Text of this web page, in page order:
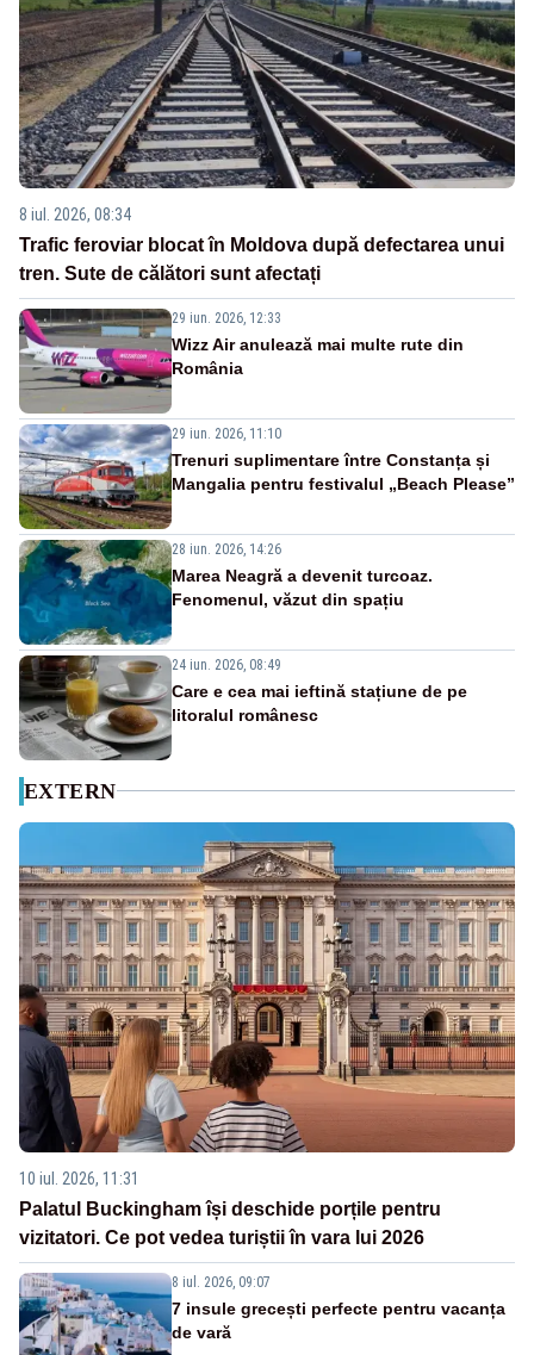
8 iul. 2026, 08:34
Trafic feroviar blocat în Moldova după defectarea unui
tren. Sute de călători sunt afectați
29 iun. 2026, 12:33
Wizz Air anulează mai multe rute din
România
29 iun. 2026, 11:10
Trenuri suplimentare între Constanța și
Mangalia pentru festivalul „Beach Please”
28 iun. 2026, 14:26
Marea Neagră a devenit turcoaz.
Fenomenul, văzut din spațiu
24 iun. 2026, 08:49
Care e cea mai ieftină stațiune de pe
litoralul românesc
EXTERN
10 iul. 2026, 11:31
Palatul Buckingham își deschide porțile pentru
vizitatori. Ce pot vedea turiștii în vara lui 2026
8 iul. 2026, 09:07
7 insule grecești perfecte pentru vacanța
de vară